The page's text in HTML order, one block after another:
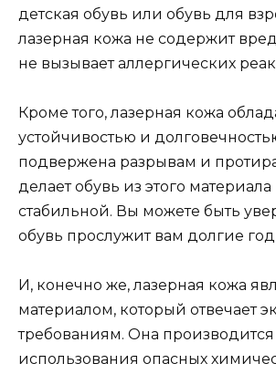
детская обувь или обувь для
лазерная кожа не содержит
не вызывает аллергических
Кроме того, лазерная кожа
устойчивостью и
подвержена разрывам и
делает обувь из этого
стабильной. Вы можете быть
обувь прослужит вам долгие
И, конечно же, лазерная кожа
материалом, который отвечает
требованиям. Она производится
использования опасных